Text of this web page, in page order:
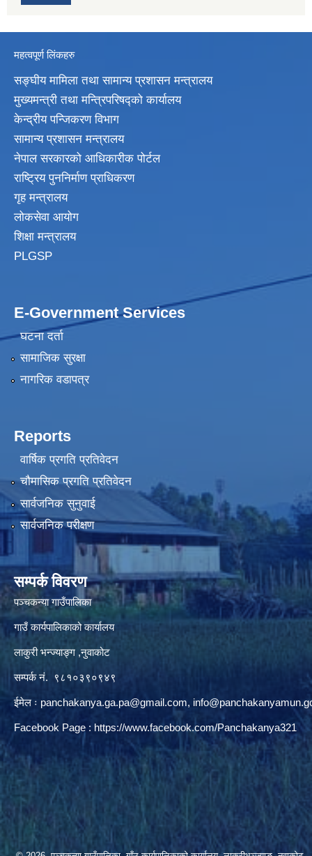
महत्वपूर्ण लिंकहरु
सङ्घीय मामिला तथा सामान्य प्रशासन मन्त्रालय
मुख्यमन्त्री तथा मन्त्रिपरिषद्‍को कार्यालय
केन्द्रीय पन्जिकरण विभाग
सामान्य प्रशासन मन्त्रालय
नेपाल सरकारको आधिकारीक पोर्टल
राष्ट्रिय पुननिर्माण प्राधिकरण
गृह मन्त्रालय
लोकसेवा आयोग
शिक्षा मन्त्रालय
PLGSP
E-Government Services
घटना दर्ता
सामाजिक सुरक्षा
नागरिक वडापत्र
Reports
वार्षिक प्रगति प्रतिवेदन
चौमासिक प्रगति प्रतिवेदन
सार्वजनिक सुनुवाई
सार्वजनिक परीक्षण
सम्पर्क विवरण
पञ्‍चकन्या गाउँपालिका
गाउँ कार्यपालिकाको कार्यालय
लाकुरी भन्ज्याङ्ग ,नुवाकोट
सम्पर्क नं. ९८१०३९०९४९
ईमेल ः panchakanya.ga.pa@gmail.com,
Facebook Page : https://www.facebook.com/Panchakanya321